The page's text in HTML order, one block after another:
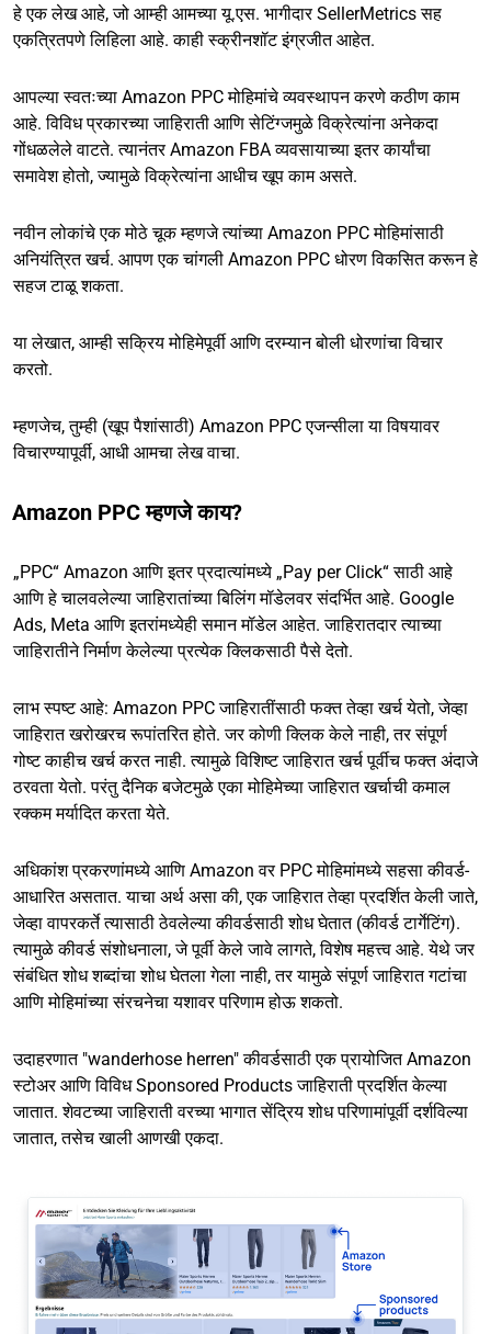
हे एक लेख आहे, जो आम्ही आमच्या यू.एस. भागीदार SellerMetrics सह
एकत्रितपणे लिहिला आहे. काही स्क्रीनशॉट इंग्रजीत आहेत.
आपल्या स्वतःच्या Amazon PPC मोहिमांचे व्यवस्थापन करणे कठीण काम
आहे. विविध प्रकारच्या जाहिराती आणि सेटिंग्जमुळे विक्रेत्यांना अनेकदा
गोंधळलेले वाटते. त्यानंतर Amazon FBA व्यवसायाच्या इतर कार्यांचा
समावेश होतो, ज्यामुळे विक्रेत्यांना आधीच खूप काम असते.
नवीन लोकांचे एक मोठे चूक म्हणजे त्यांच्या Amazon PPC मोहिमांसाठी
अनियंत्रित खर्च. आपण एक चांगली Amazon PPC धोरण विकसित करून हे
सहज टाळू शकता.
या लेखात, आम्ही सक्रिय मोहिमेपूर्वी आणि दरम्यान बोली धोरणांचा विचार
करतो.
म्हणजेच, तुम्ही (खूप पैशांसाठी) Amazon PPC एजन्सीला या विषयावर
विचारण्यापूर्वी, आधी आमचा लेख वाचा.
Amazon PPC म्हणजे काय?
„PPC“ Amazon आणि इतर प्रदात्यांमध्ये „Pay per Click“ साठी आहे
आणि हे चालवलेल्या जाहिरातांच्या बिलिंग मॉडेलवर संदर्भित आहे. Google
Ads, Meta आणि इतरांमध्येही समान मॉडेल आहेत. जाहिरातदार त्याच्या
जाहिरातीने निर्माण केलेल्या प्रत्येक क्लिकसाठी पैसे देतो.
लाभ स्पष्ट आहे: Amazon PPC जाहिरातींसाठी फक्त तेव्हा खर्च येतो, जेव्हा
जाहिरात खरोखरच रूपांतरित होते. जर कोणी क्लिक केले नाही, तर संपूर्ण
गोष्ट काहीच खर्च करत नाही. त्यामुळे विशिष्ट जाहिरात खर्च पूर्वीच फक्त अंदाजे
ठरवता येतो. परंतु दैनिक बजेटमुळे एका मोहिमेच्या जाहिरात खर्चाची कमाल
रक्कम मर्यादित करता येते.
अधिकांश प्रकरणांमध्ये आणि Amazon वर PPC मोहिमांमध्ये सहसा कीवर्ड-
आधारित असतात. याचा अर्थ असा की, एक जाहिरात तेव्हा प्रदर्शित केली जाते,
जेव्हा वापरकर्ते त्यासाठी ठेवलेल्या कीवर्डसाठी शोध घेतात (कीवर्ड टार्गेटिंग).
त्यामुळे कीवर्ड संशोधनाला, जे पूर्वी केले जावे लागते, विशेष महत्त्व आहे. येथे जर
संबंधित शोध शब्दांचा शोध घेतला गेला नाही, तर यामुळे संपूर्ण जाहिरात गटांचा
आणि मोहिमांच्या संरचनेचा यशावर परिणाम होऊ शकतो.
उदाहरणात "wanderhose herren" कीवर्डसाठी एक प्रायोजित Amazon
स्टोअर आणि विविध Sponsored Products जाहिराती प्रदर्शित केल्या
जातात. शेवटच्या जाहिराती वरच्या भागात सेंद्रिय शोध परिणामांपूर्वी दर्शविल्या
जातात, तसेच खाली आणखी एकदा.